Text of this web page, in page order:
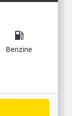
local_gas_station
Benzine